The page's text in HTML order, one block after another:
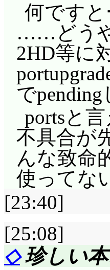
何ですと
……どう
2HD等に
で
portsと
不具合が
んな致命
使ってな
[23:40]
[25:08]
◇珍しい